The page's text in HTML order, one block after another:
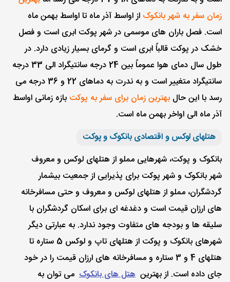
زمان سفر به شهر بانکوک از اواسط آذر ماه تا اواسط بهمن ماه
است. فصل باران های موسمی در شهر پوکت ابری است و فصل
خشک در پوکت قالباً ابری است و گرمای بسیار زیادی دارد. در
طول سال دمای هوا عموماً بین 24 درجه سانتیگراد الی 33 درجه
سانتیگراد متغییر است و به ندرت به دماهای 22 و 36 درجه می
رسد با این حال بهترین زمان برای سفر به پوکت بازه زمانی اواسط
آذر ماه الی اواخر بهمن ماه است.
هتلهای لوکس و اقتصادی بانکوک و پوکت
بانکوک و پوکت، شهرهایی مملو از هتلهای لوکس و معروف
شهر بانکوک و شهر پوکت برای پذیرایی از جمعیت بیشمار
گردشگران، مملو از هتلهای لوکس و معروف و حتی مسافرخانه
های ارزان قیمت است و دغدغه ای برای اسکان گردشگران با
سلیقه ها و بودجه های متفاوت وجود ندارد. به عبارتی دیگر
شهرهای بانکوک و پوکت از هتلهای تاپ و لوکس 5 ستاره تا
هتلهای 4 و 3 ستاره و مسافرخانه های ارزان قیمت را در خود
جای داده است. از بهترین هتل های بانکوک می توان به